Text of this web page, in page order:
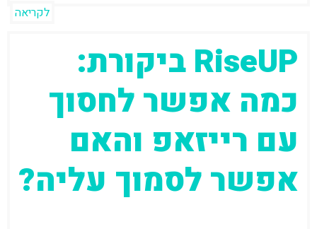
לקריאה
RiseUP ביקורת:
כמה אפשר לחסוך
עם רייזאפ והאם
אפשר לסמוך עליה?